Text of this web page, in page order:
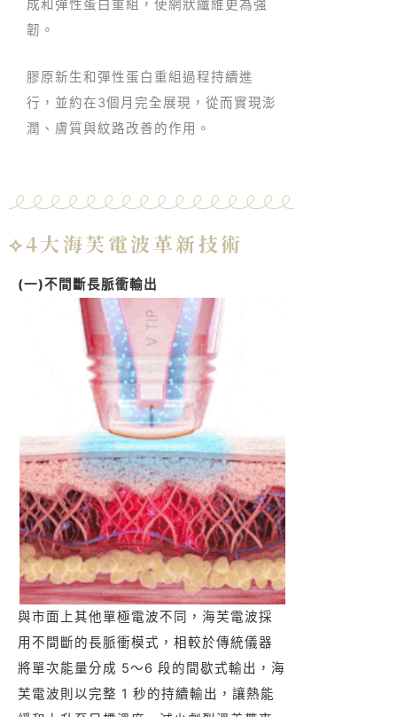
成和彈性蛋白重組，使網狀纖維更為強
韌。
膠原新生和彈性蛋白重組過程持續進
行，並約在3個月完全展現，從而實現澎
潤、膚質與紋路改善的作用。
⟡4大海芙電波革新技術
(一)不間斷長脈衝輸出
與市面上其他單極電波不同，海芙電波採
用不間斷的長脈衝模式，相較於傳統儀器
將單次能量分成 5～6 段的間歇式輸出，海
芙電波則以完整 1 秒的持續輸出，讓熱能